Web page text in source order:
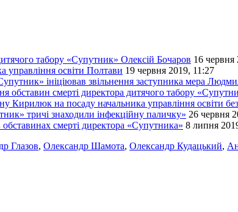
табору «Супутник» Олексій Бочаров 16 червня
управління освіти Полтави 19 червня 2019, 11:27
ініціював звільнення заступника мера
обставин смерті директора дитячого табору
Кирилюк на посаду начальника управління освіти
тричі знаходили інфекційну паличку» 26 червня
обставинах смерті директора «Супутника» 8 липня
Глазов, Олександр Шамота, Олександр Кудацький,